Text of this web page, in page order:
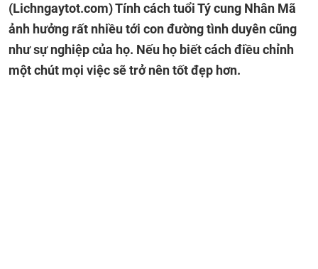
(Lichngaytot.com)Tính cách tuổi Tý cung Nhân Mã
ảnh hưởng rất nhiều tới con đường tình duyên cũng
như sự nghiệp của họ. Nếu họ biết cách điều chỉnh
một chút mọi việc sẽ trở nên tốt đẹp hơn.